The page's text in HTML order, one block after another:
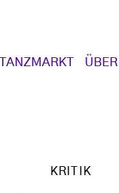
TANZMARKT
KRITIK